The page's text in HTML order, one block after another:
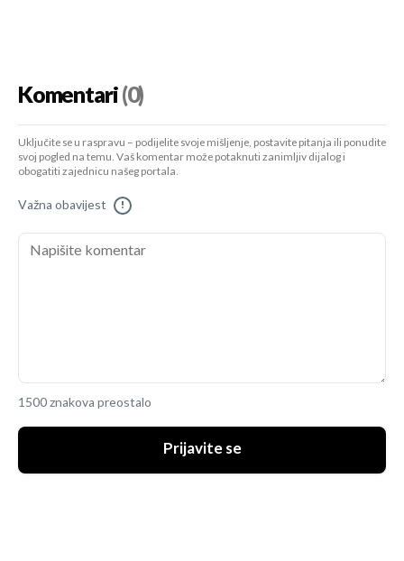
Komentari(0)
Uključite se u raspravu – podijelite svoje mišljenje, postavite pitanja ili ponudite
svoj pogled na temu. Vaš komentar može potaknuti zanimljiv dijalog i
obogatiti zajednicu našeg portala.
Važna obavijest !
1500 znakova preostalo
Prijavite se